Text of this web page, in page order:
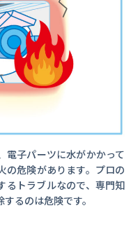
電子パーツに水がかかって
の危険があります。プロの
るトラブルなので、専門知
るのは危険です。